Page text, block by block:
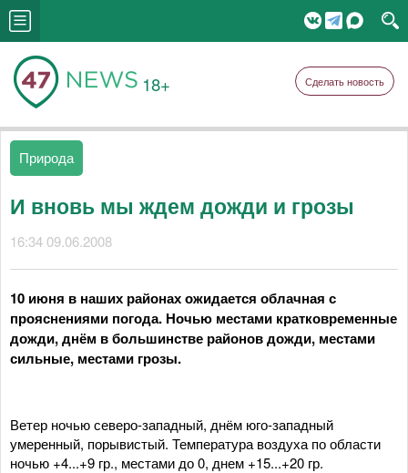
18+ Сделать новость
Природа
И вновь мы ждем дожди и грозы
16:34 09.06.2008
10 июня в наших районах ожидается облачная с
прояснениями погода. Ночью местами кратковременные
дожди, днём в большинстве районов дожди, местами
сильные, местами грозы.
Ветер ночью северо-западный, днём юго-западный
умеренный, порывистый. Температура воздуха по области
ночью +4...+9 гр., местами до 0, днем +15...+20 гр.